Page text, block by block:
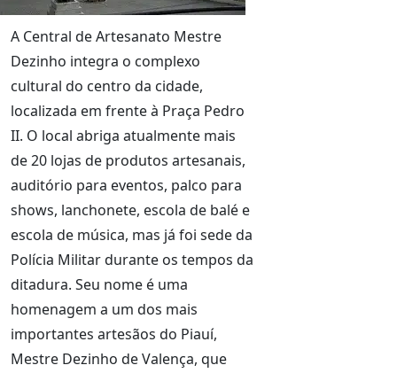
A Central de Artesanato Mestre
Dezinho integra o complexo
cultural do centro da cidade,
localizada em frente à Praça Pedro
II. O local abriga atualmente mais
de 20 lojas de produtos artesanais,
auditório para eventos, palco para
shows, lanchonete, escola de balé e
escola de música, mas já foi sede da
Polícia Militar durante os tempos da
ditadura. Seu nome é uma
homenagem a um dos mais
importantes artesãos do Piauí,
Mestre Dezinho de Valença, que